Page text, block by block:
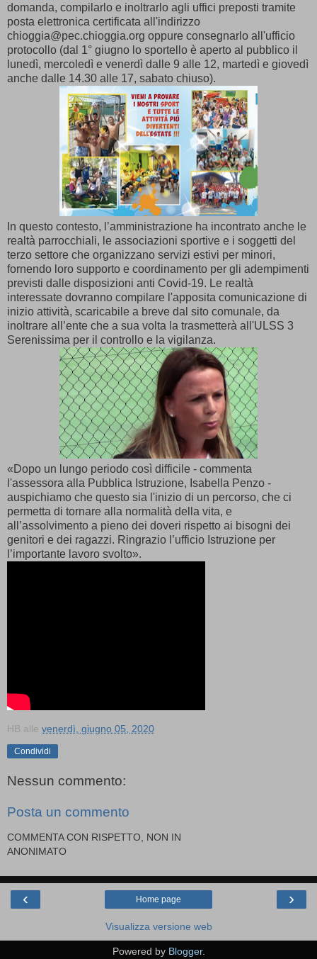
domanda, compilarlo e inoltrarlo agli uffici preposti tramite
posta elettronica certificata all'indirizzo
chioggia@pec.chioggia.org oppure consegnarlo all'ufficio
protocollo (dal 1° giugno lo sportello è aperto al pubblico il
lunedì, mercoledì e venerdì dalle 9 alle 12, martedì e giovedì
anche dalle 14.30 alle 17, sabato chiuso).
In questo contesto, l’amministrazione ha incontrato anche le
realtà parrocchiali, le associazioni sportive e i soggetti del
terzo settore che organizzano servizi estivi per minori,
fornendo loro supporto e coordinamento per gli adempimenti
previsti dalle disposizioni anti Covid-19. Le realtà
interessate dovranno compilare l'apposita comunicazione di
inizio attività, scaricabile a breve dal sito comunale, da
inoltrare all’ente che a sua volta la trasmetterà all'ULSS 3
Serenissima per il controllo e la vigilanza.
«Dopo un lungo periodo così difficile - commenta
l'assessora alla Pubblica Istruzione, Isabella Penzo -
auspichiamo che questo sia l'inizio di un percorso, che ci
permetta di tornare alla normalità della vita, e
all’assolvimento a pieno dei doveri rispetto ai bisogni dei
genitori e dei ragazzi. Ringrazio l’ufficio Istruzione per
l’importante lavoro svolto».
HB alle venerdì, giugno 05, 2020
Condividi
Nessun commento:
Posta un commento
COMMENTA CON RISPETTO, NON IN
ANONIMATO
‹ ›
Home page
Visualizza versione web
Powered by Blogger.